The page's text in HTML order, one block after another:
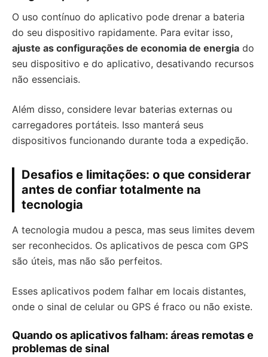
O uso contínuo do aplicativo pode drenar a bateria
do seu dispositivo rapidamente. Para evitar isso,
ajuste as configurações de economia de energia do
seu dispositivo e do aplicativo, desativando recursos
não essenciais.
Além disso, considere levar baterias externas ou
carregadores portáteis. Isso manterá seus
dispositivos funcionando durante toda a expedição.
Desafios e limitações: o que considerar
antes de confiar totalmente na
tecnologia
A tecnologia mudou a pesca, mas seus limites devem
ser reconhecidos. Os aplicativos de pesca com GPS
são úteis, mas não são perfeitos.
Esses aplicativos podem falhar em locais distantes,
onde o sinal de celular ou GPS é fraco ou não existe.
Quando os aplicativos falham: áreas remotas e
problemas de sinal